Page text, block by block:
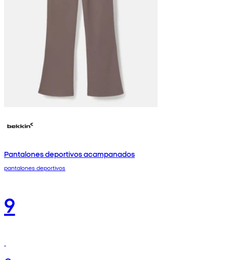
Pantalones deportivos acampanados
pantalones deportivos
9